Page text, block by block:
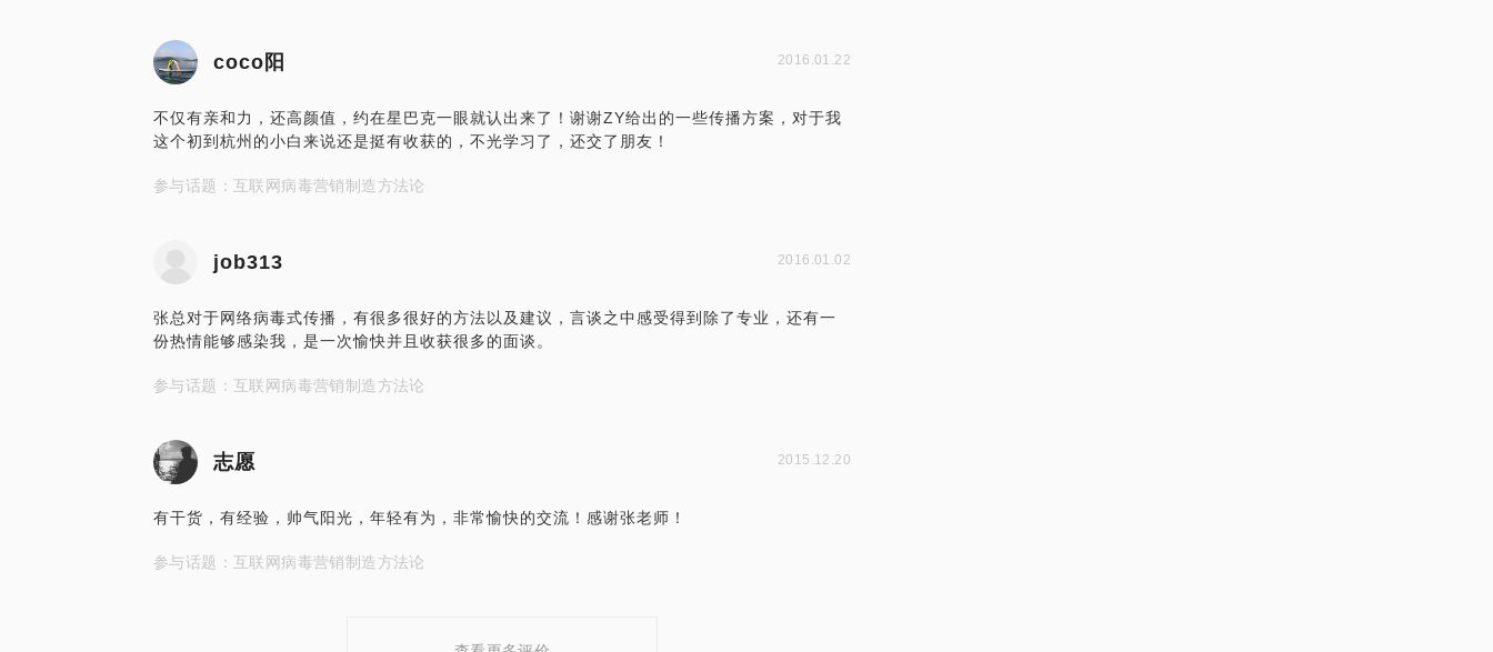
coco阳 2016.01.22
不仅有亲和力，还高颜值，约在星巴克一眼就认出来了！谢谢ZY给出的一些传播方案，对于我
这个初到杭州的小白来说还是挺有收获的，不光学习了，还交了朋友！
参与话题：互联网病毒营销制造方法论
job313 2016.01.02
张总对于网络病毒式传播，有很多很好的方法以及建议，言谈之中感受得到除了专业，还有一
份热情能够感染我，是一次愉快并且收获很多的面谈。
参与话题：互联网病毒营销制造方法论
志愿 2015.12.20
有干货，有经验，帅气阳光，年轻有为，非常愉快的交流！感谢张老师！
参与话题：互联网病毒营销制造方法论